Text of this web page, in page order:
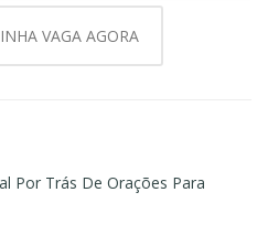
VAGA AGORA
Por Trás De Orações Para